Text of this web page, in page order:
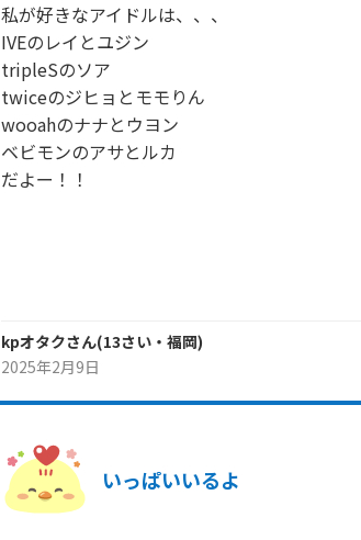
私が好きなアイドルは、、、
IVEのレイとユジン
tripleSのソア
twiceのジヒョとモモりん
wooahのナナとウヨン
ベビモンのアサとルカ
だよー！！
kpオタクさん(13さい・ 福岡)
2025年2月9日
いっぱいいるよ